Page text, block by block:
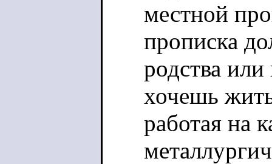
местной
прописка
родства
хочешь
работая на